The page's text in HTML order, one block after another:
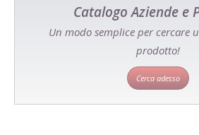
Catalogo Aziende e
Un modo semplice per cercare
prodotto!
Cerca adesso